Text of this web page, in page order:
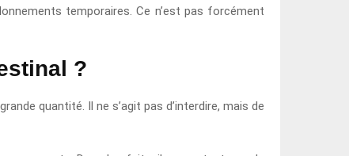
temporaires. Ce n’est pas forcément
?
quantité. Il ne s’agit pas d’interdire, mais de